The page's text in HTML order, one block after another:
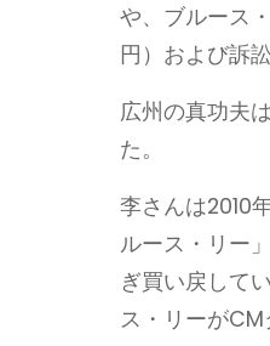
や、ブルース
円）および訴
広州の真功夫
た。
李さんは2010
ルース・リー
ぎ買い戻して
ス・リーがCM